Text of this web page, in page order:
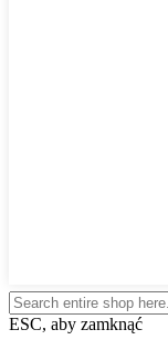
ESC, aby zamknąć